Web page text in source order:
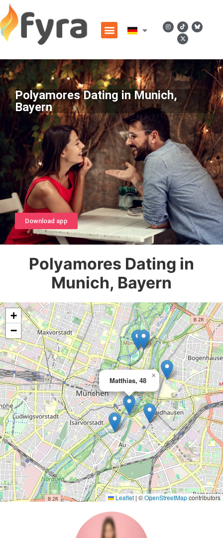
Polyamores Dating in Munich,
Bayern
Download app
Polyamores Dating in
Munich, Bayern
Matthias, 48
×
+
−
Leaflet | ©OpenStreetMapcontributors